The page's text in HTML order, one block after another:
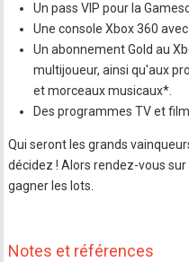
Un pass VIP pour la
Une console Xbox 360
Un abonnement Gold au
multijoueur, ainsi qu'aux
et morceaux musicaux*.
Des programmes TV et
Qui seront les grands
décidez ! Alors rendez-vous
gagner les lots.
Notes et références